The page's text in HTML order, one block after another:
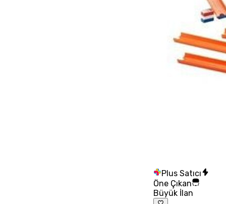
Plus Satıcı
Öne Çıkan
Büyük İlan